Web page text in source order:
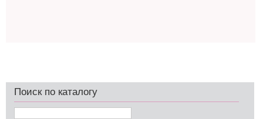
Поиск по каталогу